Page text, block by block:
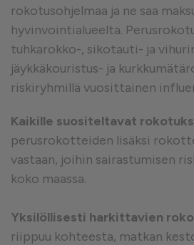
rokotusohjelmaa ja ne saa
hyvinvointialueelta.
tuhkarokko-, sikotauti- ja
jäykkäkouristus- ja
riskiryhmillä vuosittainen
Kaikille suositeltavat
perusrokotteiden lisäksi
vastaan, joihin sairastumisen
koko maassa.
Yksilöllisesti harkittavien
riippuu kohteesta, matkan